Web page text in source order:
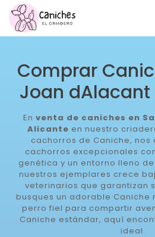
Comprar
Joan
En venta de caniches en
Alicante en nuestro
cachorros de Caniche,
cachorros excepcionales
genética y un entorno lleno
nuestros ejemplares crece
veterinarios que garantizan
busques un adorable Caniche
perro fiel para compartir
Caniche estándar, aquí
ideal.